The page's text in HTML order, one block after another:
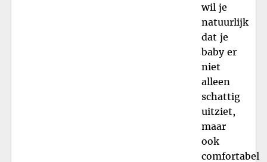
wil je
natuurlijk
dat je
baby er
niet
alleen
schattig
uitziet,
maar
ook
comfortabel